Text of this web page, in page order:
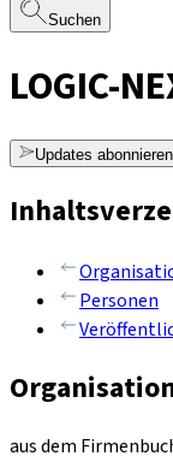
Suchen
LOGIC-
Updates abonnieren
Personen
aus dem